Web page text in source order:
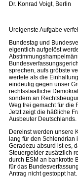
Dr. Konrad Voigt, Berlin
Ureigenste Aufgabe
Bundestag und
eigentlich aufgelöst
sprechen, aufs gröbste
wertete als die
eindeutig gegen unser
rechtsstaatliche
sondern an
Weg frei gemacht für die
Jetzt zeigt die häßliche
Ausbeuter Deutschlands.
Dereinst werden unsere
lang für den
Geradezu absurd ist es,
Steuergelder zusätzlich
durch ESM an bankrotte
für das
Antrag nicht gestoppt hat.